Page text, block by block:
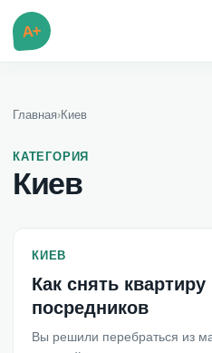
A+
Главная›Киев
КАТЕГОРИЯ
Киев
КИЕВ
Как снять
посредников
Вы решили перебраться из